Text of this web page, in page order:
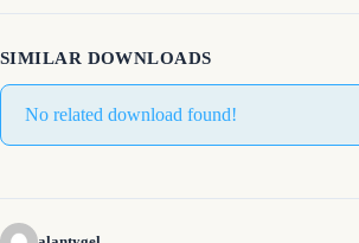
SIMILAR DOWNLOADS
No related download found!